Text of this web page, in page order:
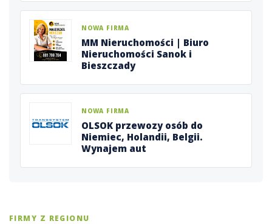
NOWA FIRMA
MM Nieruchomości | Biuro
Nieruchomości Sanok i
Bieszczady
NOWA FIRMA
OLSOK przewozy osób do
Niemiec, Holandii, Belgii.
Wynajem aut
FIRMY Z REGIONU